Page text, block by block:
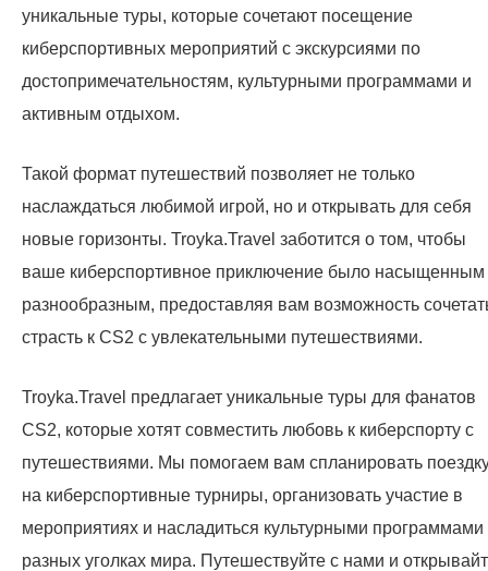
уникальные туры, которые сочетают посещение
киберспортивных мероприятий с экскурсиями по
достопримечательностям, культурными программами и
активным отдыхом.
Такой формат путешествий позволяет не только
наслаждаться любимой игрой, но и открывать для себя
новые горизонты. Troyka.Travel заботится о том, чтобы
ваше киберспортивное приключение было насыщенным
разнообразным, предоставляя вам возможность
страсть к CS2 с увлекательными путешествиями.
Troyka.Travel предлагает уникальные туры для фанатов
CS2, которые хотят совместить любовь к киберспорту с
путешествиями. Мы помогаем вам спланировать
на киберспортивные турниры, организовать участие в
мероприятиях и насладиться культурными программами
разных уголках мира. Путешествуйте с нами и